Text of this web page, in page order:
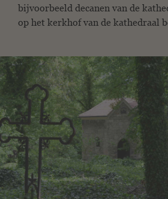
bijvoorbeeld decanen van de
op het kerkhof van de kathedraal